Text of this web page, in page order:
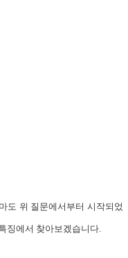
도 위 질문에서부터 시작되었
징에서 찾아보겠습니다.